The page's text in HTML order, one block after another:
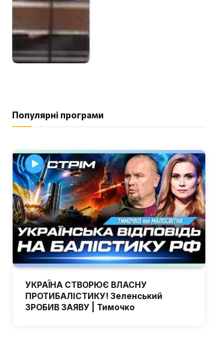
Популярні програми
УКРАЇНА СТВОРЮЄ ВЛАСНУ
ПРОТИБАЛІСТИКУ! Зеленський
ЗРОБИВ ЗАЯВУ | Тимочко